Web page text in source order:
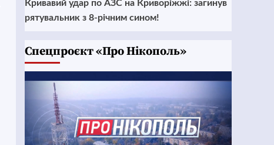
Кривавий удар по АЗС на Криворіжжі: загинув
рятувальник з 8-річним сином!
Cпецпроєкт «Про Нікополь»